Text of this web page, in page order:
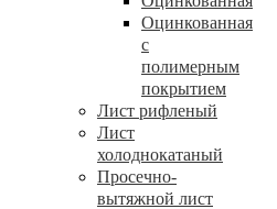
Оцинкованная
с
полимерным
покрытием
Лист рифленый
Лист
холоднокатаный
Просечно-
вытяжной лист